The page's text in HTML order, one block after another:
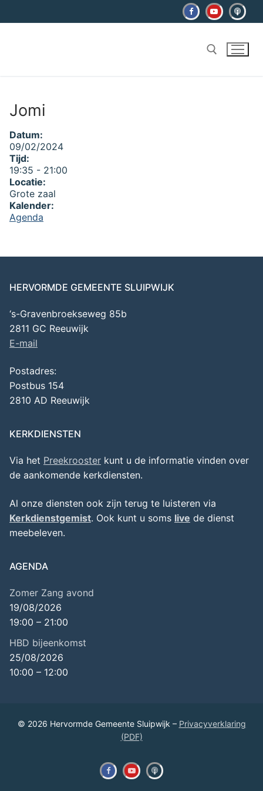
naar
Jomi
Datum:
09/02/2024
Tijd:
19:35 - 21:00
Locatie:
Grote zaal
Kalender:
Agenda
HERVORMDE GEMEENTE SLUIPWIJK
‘s-Gravenbroekseweg 85b
2811 GC Reeuwijk
E-mail
Postadres:
Postbus 154
2810 AD Reeuwijk
KERKDIENSTEN
Via het Preekrooster kunt u de informatie vinden over
de aankomende kerkdiensten.
Al onze diensten ook zijn terug te luisteren via
Kerkdienstgemist. Ook kunt u soms live de dienst
meebeleven.
AGENDA
Zomer Zang avond
19/08/2026
19:00 – 21:00
HBD bijeenkomst
25/08/2026
10:00 – 12:00
© 2026 Hervormde Gemeente Sluipwijk – Privacyverklaring
(PDF)